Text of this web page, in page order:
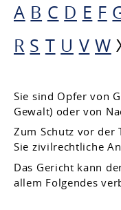
A B C D E F
R S T U V W
Sie sind Opfer von
Gewalt) oder von
Zum Schutz vor der
Sie zivilrechtliche
Das Gericht kann
allem Folgendes